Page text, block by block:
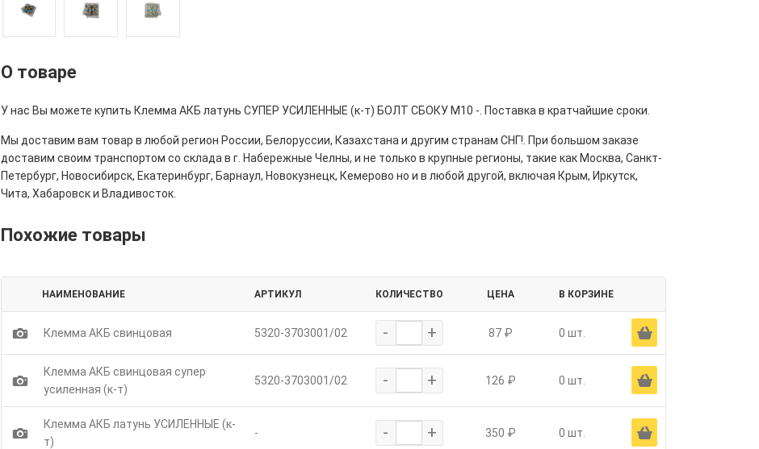
О товаре
У нас Вы можете купить Клемма АКБ латунь СУПЕР УСИЛЕННЫЕ (к-т) БОЛТ СБОКУ М10 -. Поставка в кратчайшие сроки.
Мы доставим вам товар в любой регион России, Белоруссии, Казахстана и другим странам СНГ!. При большом заказе
доставим своим транспортом со склада в г. Набережные Челны, и не только в крупные регионы, такие как Москва, Санкт-
Петербург, Новосибирск, Екатеринбург, Барнаул, Новокузнецк, Кемерово но и в любой другой, включая Крым, Иркутск,
Чита, Хабаровск и Владивосток.
Похожие товары
НАИМЕНОВАНИЕ АРТИКУЛ КОЛИЧЕСТВО ЦЕНА В КОРЗИНЕ
1 Клемма АКБ свинцовая 5320-3703001/02 - + 87 ₽ 0 шт. Ä
1
Клемма АКБ свинцовая супер
усиленная (к-т)
5320-3703001/02 - + 126 ₽ 0 шт. Ä
1
Клемма АКБ латунь УСИЛЕННЫЕ (к-
т)
- - + 350 ₽ 0 шт. Ä